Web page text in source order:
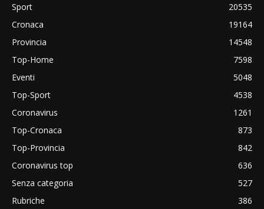
Sport
20535
Cronaca
19164
Provincia
14548
Top-Home
7598
Eventi
5048
Top-Sport
4538
Coronavirus
1261
Top-Cronaca
873
Top-Provincia
842
Coronavirus top
636
Senza categoria
527
Rubriche
386